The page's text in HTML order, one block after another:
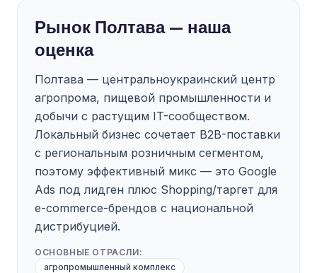
Рынок Полтава — наша
оценка
Полтава — центральноукраинский центр
агропрома, пищевой промышленности и
добычи с растущим IT-сообществом.
Локальный бизнес сочетает B2B-поставки
с региональным розничным сегментом,
поэтому эффективный микс — это Google
Ads под лидген плюс Shopping/таргет для
e-commerce-брендов с национальной
дистрибуцией.
ОСНОВНЫЕ ОТРАСЛИ:
агропромышленный комплекс